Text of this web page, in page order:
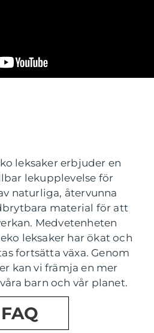
leksaker erbjuder en
lekupplevelse för
naturliga, återvunna
material för att
Medvetenheten
leksaker har ökat och
fortsätta växa. Genom
kan vi främja en mer
barn och vår planet.
FAQ